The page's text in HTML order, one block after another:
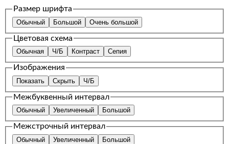
Размер шрифта
Обычный Большой Очень большой
Цветовая схема
Обычная Ч/Б Контраст Сепия
Изображения
Показать Скрыть Ч/Б
Межбуквенный интервал
Обычный Увеличенный Большой
Межстрочный интервал
Обычный Увеличенный Большой